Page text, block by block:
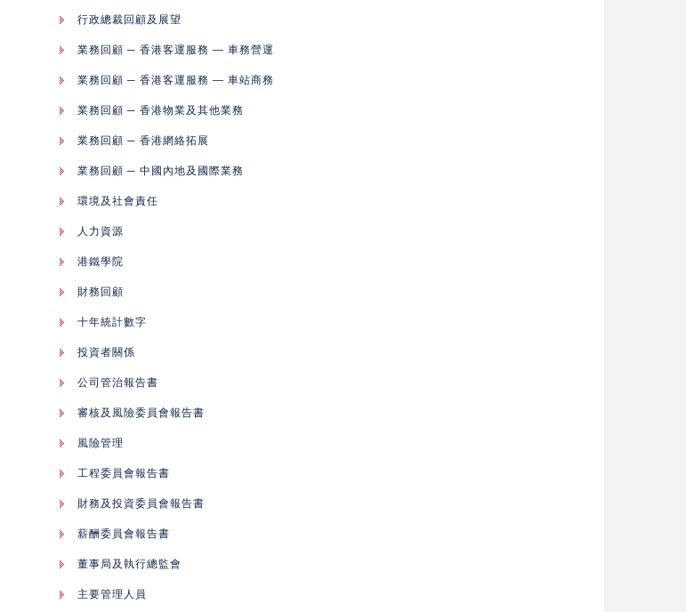
行政總裁回顧及展望
業務回顧 ─ 香港客運服務 — 車務營運
業務回顧 ─ 香港客運服務 — 車站商務
業務回顧 ─ 香港物業及其他業務
業務回顧 ─ 香港網絡拓展
業務回顧 ─ 中國內地及國際業務
環境及社會責任
人力資源
港鐵學院
財務回顧
十年統計數字
投資者關係
公司管治報告書
審核及風險委員會報告書
風險管理
工程委員會報告書
財務及投資委員會報告書
薪酬委員會報告書
董事局及執行總監會
主要管理人員